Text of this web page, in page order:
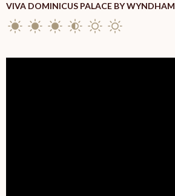
VIVA DOMINICUS PALACE BY WYNDHAM